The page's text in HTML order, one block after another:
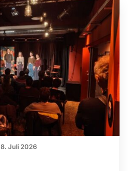
8. Juli 2026